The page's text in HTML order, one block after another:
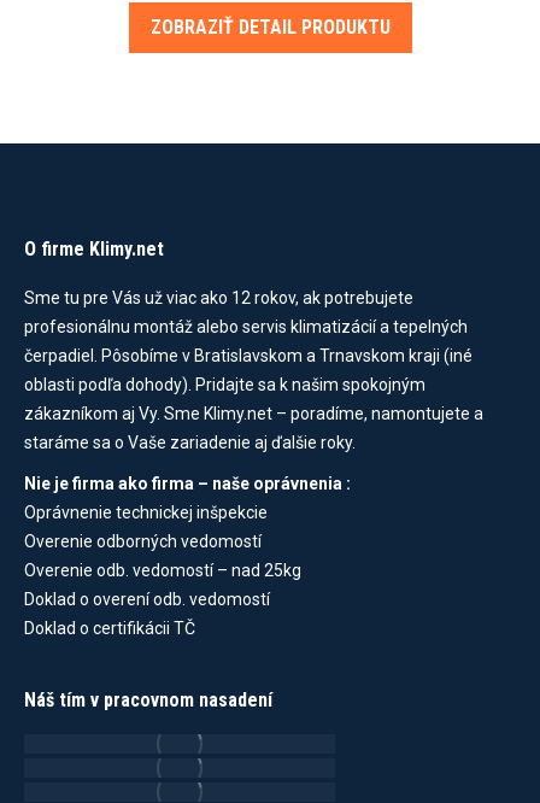
ZOBRAZIŤ DETAIL PRODUKTU
O firme Klimy.net
Sme tu pre Vás už viac ako 12 rokov, ak potrebujete
profesionálnu montáž alebo servis klimatizácií a tepelných
čerpadiel. Pôsobíme v Bratislavskom a Trnavskom kraji (iné
oblasti podľa dohody). Pridajte sa k našim spokojným
zákazníkom aj Vy. Sme Klimy.net – poradíme, namontujete a
staráme sa o Vaše zariadenie aj ďalšie roky.
Nie je firma ako firma – naše oprávnenia :
Oprávnenie technickej inšpekcie
Overenie odborných vedomostí
Overenie odb. vedomostí – nad 25kg
Doklad o overení odb. vedomostí
Doklad o certifikácii TČ
Náš tím v pracovnom nasadení